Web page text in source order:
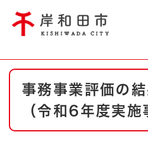
やさしい日本語
防災・緊急情報
ハザードマップ
本
事務事業評価の
（令和6年度実施